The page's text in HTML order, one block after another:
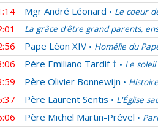
Mgr André Léonard • Le coeur
La grâce d'être grand parents,
Pape Léon XIV • Homélie du
Père Emiliano Tardif † • Le
Père Olivier Bonnewijn •
Père Laurent Sentis • L'Église
Père Michel Martin-Prével •